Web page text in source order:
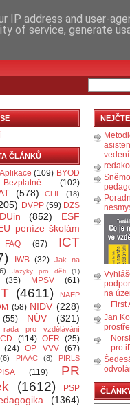
ČLÁNKŮ
Aplikace (109) BYOD
Bezplatně (102)
(578) CLIL (18)
DVPP (59) DZS
(852)
ESF
peníze školám
FAQ (87)
ICT
IWB (32) Jak na
Jazyky pro děti (1)
(35) MPSV (61)
(4611)
NAEP
(58) NIDV (228)
(55) NÚV (321)
rada pro vzdělávání
(114) OER (25)
(24) OP VVV (67)
(6) PIAAC (8)
PIRLS
(119)
PR
(1612)
PSP
(1364)
na
First
Jan
pro
IP address and user-
of service, generate